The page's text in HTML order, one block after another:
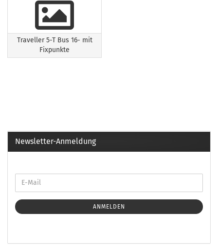
Traveller 5-T Bus 16- mit
Fixpunkte
Newsletter-Anmeldung
ANMELDEN